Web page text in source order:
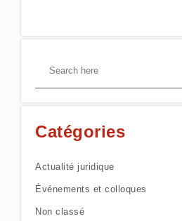
Catégories
Actualité juridique
Événements et colloques
Non classé